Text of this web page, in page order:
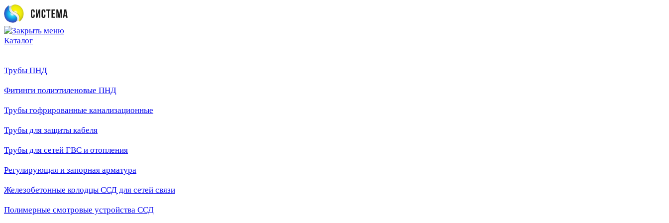
Каталог
Трубы ПНД
Фитинги полиэтиленовые ПНД
Трубы гофрированные канализационные
Трубы для защиты кабеля
Трубы для сетей ГВС и отопления
Регулирующая и запорная арматура
Железобетонные колодцы ССД для сетей связи
Полимерные смотровые устройства ССД